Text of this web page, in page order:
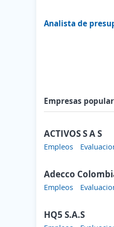
Analista de
Empresas
ACTIVOS S A S
Empleos
Adecco
Empleos
HQ5 S.A.S